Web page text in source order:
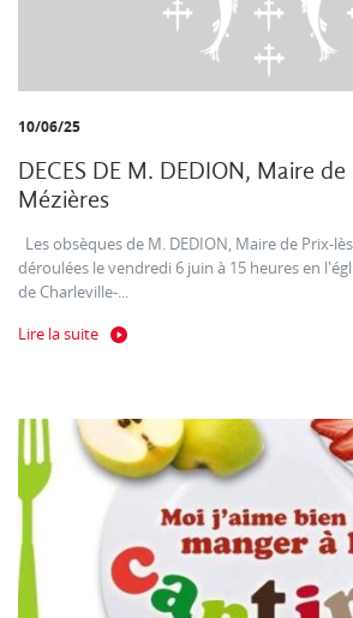
10/06/25
DECES DE M. DEDION, Maire
Mézières
Les obsèques de M. DEDION, Maire de Prix-
déroulées le vendredi 6 juin à 15 heures en
de Charleville-...
Lire la suite